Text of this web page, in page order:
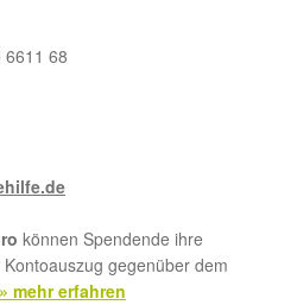
6611 68
können Spendende ihre
gegenüber dem
» mehr erfahren